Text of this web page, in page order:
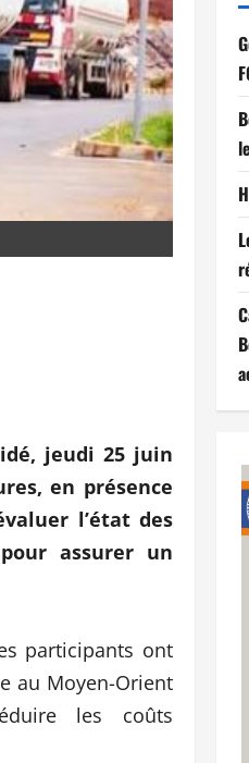
jeudi 25 juin
en présence
l’état des
assurer un
participants ont
au Moyen-Orient
les coûts